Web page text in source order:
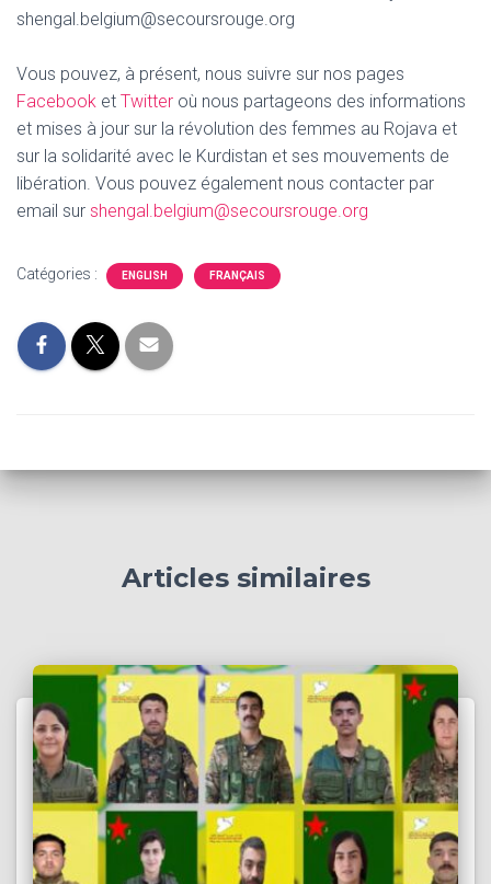
shengal.belgium@secoursrouge.org
Vous pouvez, à présent, nous suivre sur nos pages
Facebook et Twitter où nous partageons des informations
et mises à jour sur la révolution des femmes au Rojava et
sur la solidarité avec le Kurdistan et ses mouvements de
libération. Vous pouvez également nous contacter par
email sur shengal.belgium@secoursrouge.org
Catégories : ENGLISH FRANÇAIS
Articles similaires